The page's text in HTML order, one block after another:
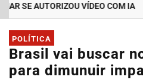
SE AUTORIZOU VÍDEO COM IA
EM ALTA
POLÍTICA
Brasil vai buscar
para dimunuir